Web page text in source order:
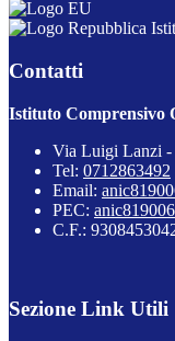
Contatti
Istituto Comprensivo
Via Luigi Lanzi -
Tel: 0712863492
Email:
PEC:
C.F.:
Sezione Link Utili